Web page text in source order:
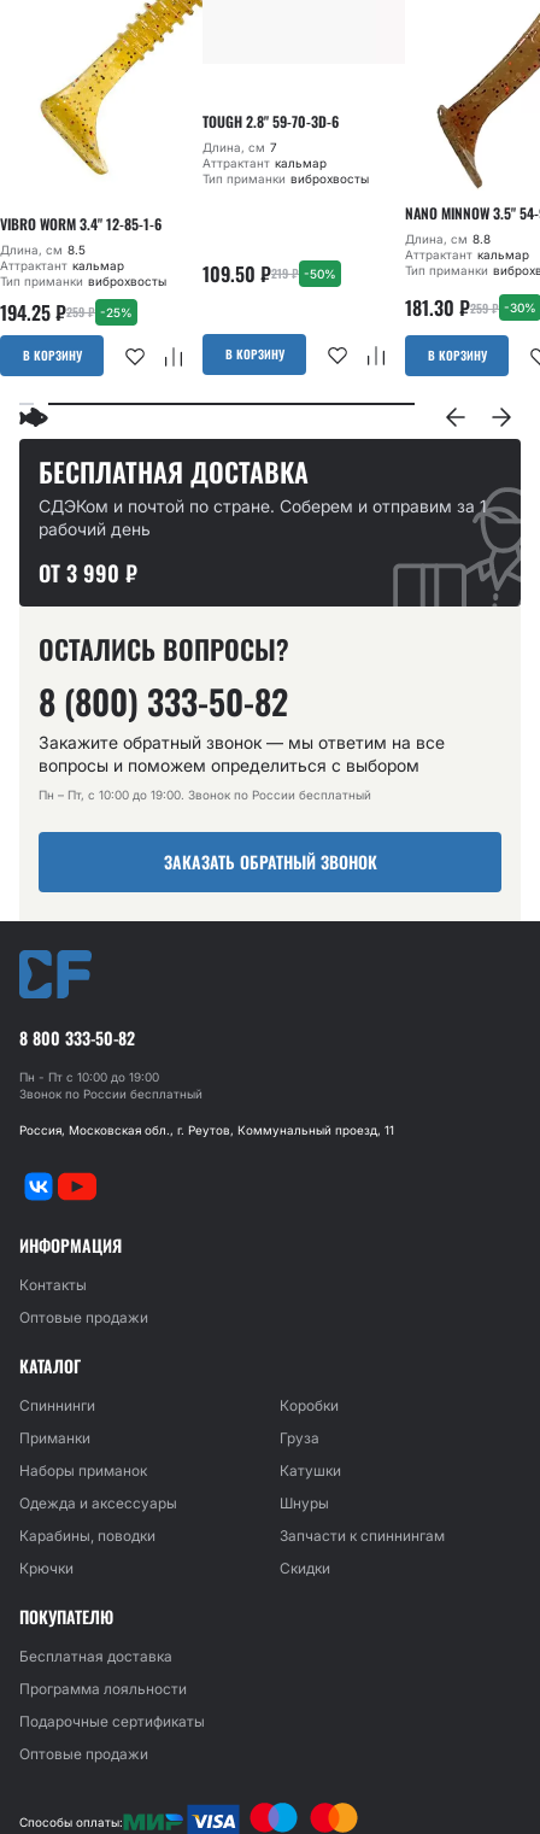
VIBRO WORM 3.4" 12-85-1-6
Длина, см 8.5
Аттрактант кальмар
Тип приманки виброхвосты
194.25₽259₽ -25%
В КОРЗИНУ
TOUGH 2.8" 59-70-3D-6
Длина, см 7
Аттрактант кальмар
Тип приманки виброхвосты
109.50 ₽219₽ -50%
В КОРЗИНУ
NANO MINNOW 3.5"
Длина, см 8.8
Аттрактант кальмар
Тип приманки
181.30 ₽259₽ -30%
В КОРЗИНУ
БЕСПЛАТНАЯ ДОСТАВКА
СДЭКом и почтой по стране. Соберем и отправим за 1
рабочий день
ОТ 3 990 ₽
ОСТАЛИСЬ ВОПРОСЫ?
8 (800) 333-50-82
Закажите обратный звонок — мы ответим на все
вопросы и поможем определиться с выбором
Пн – Пт, с 10:00 до 19:00. Звонок по России бесплатный
ЗАКАЗАТЬ ОБРАТНЫЙ ЗВОНОК
8 800 333-50-82
Пн - Пт с 10:00 до 19:00
Звонок по России бесплатный
Россия, Московская обл., г. Реутов, Коммунальный проезд, 11
ИНФОРМАЦИЯ
Контакты
Оптовые продажи
КАТАЛОГ
Спиннинги
Коробки
Приманки
Груза
Наборы приманок
Катушки
Одежда и аксессуары
Шнуры
Карабины, поводки
Запчасти к спиннингам
Крючки
Скидки
ПОКУПАТЕЛЮ
Бесплатная доставка
Программа лояльности
Подарочные сертификаты
Оптовые продажи
Способы оплаты: